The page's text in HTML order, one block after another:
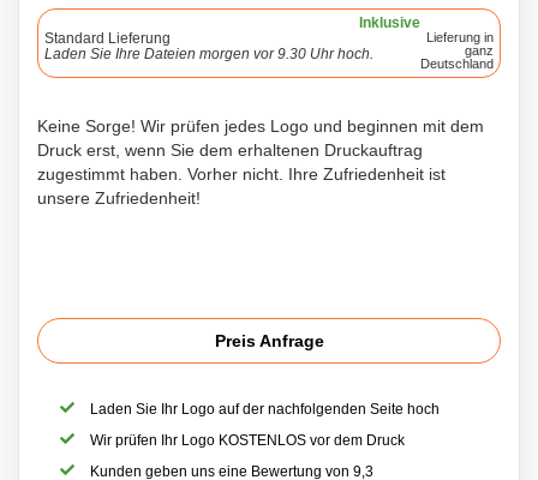
Inklusive
Standard Lieferung
Laden Sie Ihre Dateien morgen vor 9.30 Uhr hoch.
Lieferung in
ganz
Deutschland
Keine Sorge! Wir prüfen jedes Logo und beginnen mit dem
Druck erst, wenn Sie dem erhaltenen Druckauftrag
zugestimmt haben. Vorher nicht. Ihre Zufriedenheit ist
unsere Zufriedenheit!
Preis Anfrage
Laden Sie Ihr Logo auf der nachfolgenden Seite hoch
Wir prüfen Ihr Logo KOSTENLOS vor dem Druck
Kunden geben uns eine Bewertung von 9,3